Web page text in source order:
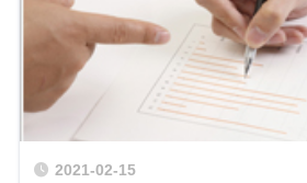
2021-02-15